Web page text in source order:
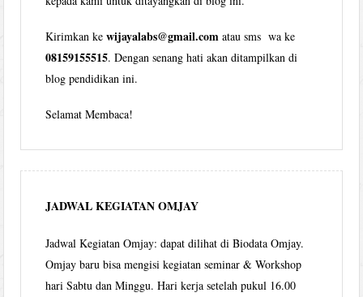
Kirimkan kewijayalabs@gmail.com atau sms wa ke
08159155515. Dengan senang hati akan ditampilkan di
blog pendidikan ini.
Selamat Membaca!
JADWAL KEGIATAN OMJAY
Jadwal Kegiatan Omjay: dapat dilihat di Biodata Omjay.
Omjay baru bisa mengisi kegiatan seminar & Workshop
hari Sabtu dan Minggu. Hari kerja setelah pukul 16.00